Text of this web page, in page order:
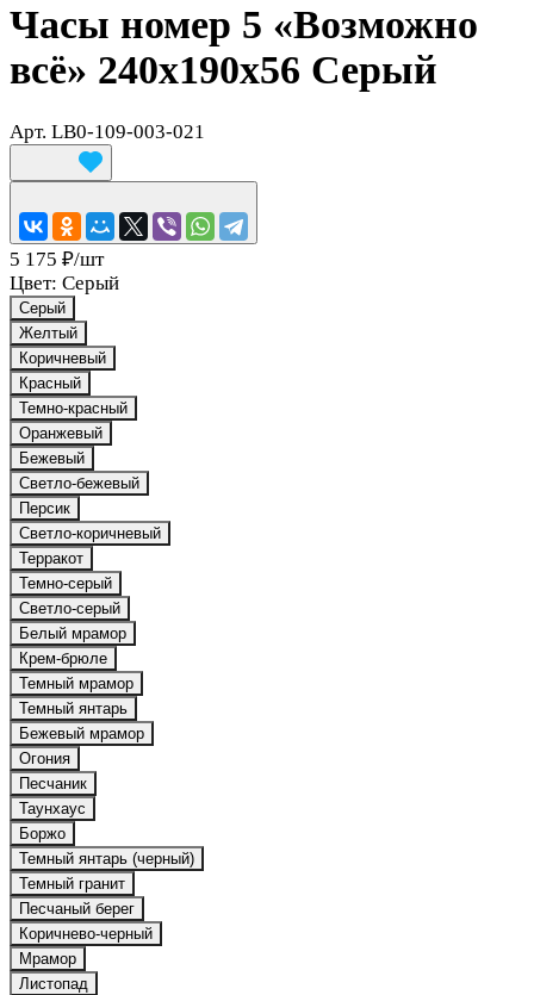
Часы номер 5 «Возможно
всё» 240x190x56 Серый
Арт. LB0-109-003-021
5 175 ₽/шт
Цвет: Серый
Серый
Желтый
Коричневый
Красный
Темно-красный
Оранжевый
Бежевый
Светло-бежевый
Персик
Светло-коричневый
Терракот
Темно-серый
Светло-серый
Белый мрамор
Крем-брюле
Темный мрамор
Темный янтарь
Бежевый мрамор
Огония
Песчаник
Таунхаус
Боржо
Темный янтарь (черный)
Темный гранит
Песчаный берег
Коричнево-черный
Мрамор
Листопад